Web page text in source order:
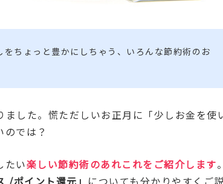
ちょっと豊かにしちゃう、いろんな節約術のお
した。慌ただしいお正月に「少しお金を使
では？
たい楽しい節約術のあれこれをご紹介します。
/ポイント還元」 についても分かりやすくご説